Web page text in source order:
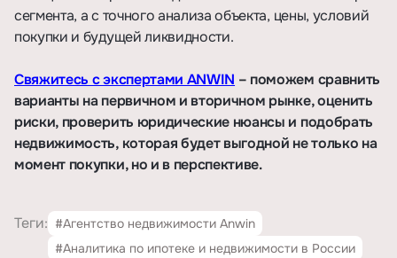
сегмента, а с точного анализа объекта, цены, условий
покупки и будущей ликвидности.
Свяжитесь с экспертами ANWIN – поможем сравнить
варианты на первичном и вторичном рынке, оценить
риски, проверить юридические нюансы и подобрать
недвижимость, которая будет выгодной не только на
момент покупки, но и в перспективе.
Теги: #Агентство недвижимости Anwin
#Аналитика по ипотеке и недвижимости в России